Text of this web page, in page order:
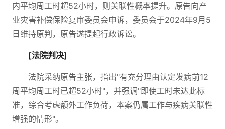
内平均周工时超52小时，则关联性概率提升。原告向产
业灾害补偿保险复审委员会申诉，委员会于2024年9月5
日维持原判，原告遂提起行政诉讼。
[法院判决]
法院采纳原告主张，指出"有充分理由认定发病前12
周平均周工时已超52小时"，并强调"即使工时未达此标
准，综合考虑额外工作负荷，本案仍属工作与疾病关联性
增强的情形"。